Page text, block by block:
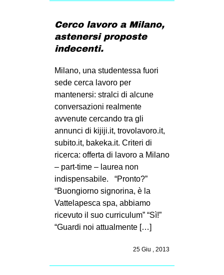
Cerco lavoro a Milano,
astenersi proposte
indecenti.
Milano, una studentessa fuori
sede cerca lavoro per
mantenersi: stralci di alcune
conversazioni realmente
avvenute cercando tra gli
annunci di kijiji.it, trovolavoro.it,
subito.it, bakeka.it. Criteri di
ricerca: offerta di lavoro a Milano
– part-time – laurea non
indispensabile. “Pronto?”
“Buongiorno signorina, è la
Vattelapesca spa, abbiamo
ricevuto il suo curriculum” “Sì!”
“Guardi noi attualmente […]
25 Giu , 2013